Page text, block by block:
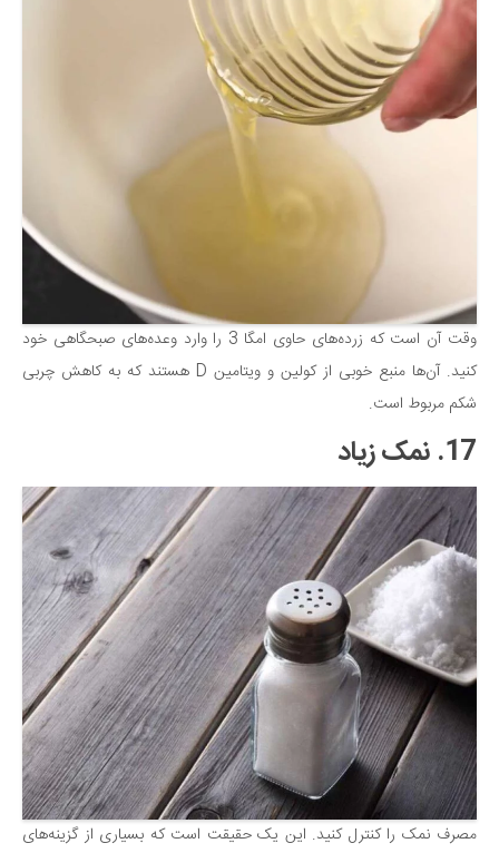
وقت آن است که زرده‌های حاوی امگا 3 را وارد وعده‌های صبحگاهی خود
کنید. آن‌ها منبع خوبی از کولین و ویتامین D هستند که به کاهش چربی
شکم مربوط است.
17. نمک زیاد
مصرف نمک را کنترل کنید. این یک حقیقت است که بسیاری از گزینه‌های